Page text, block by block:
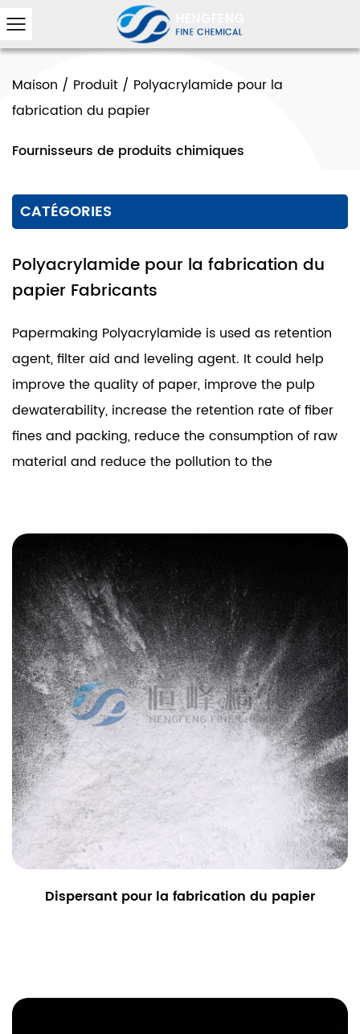
Maison / Produit / Polyacrylamide pour la
fabrication du papier
Fournisseurs de produits chimiques
CATÉGORIES
Polyacrylamide pour la fabrication du
papier Fabricants
Papermaking Polyacrylamide is used as retention
agent, filter aid and leveling agent. It could help
improve the quality of paper, improve the pulp
dewaterability, increase the retention rate of fiber
fines and packing, reduce the consumption of raw
material and reduce the pollution to the
strength and the activity of other copolymer.
Dispersant pour la fabrication du papier